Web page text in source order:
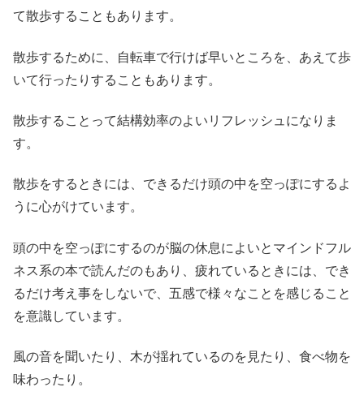
て散歩することもあります。
散歩するために、自転車で行けば早いところを、あえて歩
いて行ったりすることもあります。
散歩することって結構効率のよいリフレッシュになりま
す。
散歩をするときには、できるだけ頭の中を空っぽにするよ
うに心がけています。
頭の中を空っぽにするのが脳の休息によいとマインドフル
ネス系の本で読んだのもあり、疲れているときには、でき
るだけ考え事をしないで、五感で様々なことを感じること
を意識しています。
風の音を聞いたり、木が揺れているのを見たり、食べ物を
味わったり。